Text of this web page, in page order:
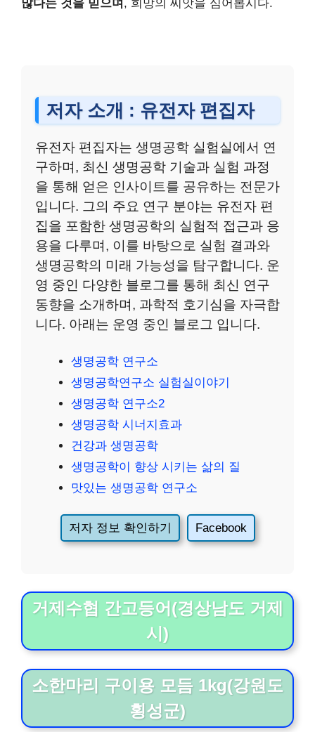
많다는 것을 믿으며 , 희망의 씨앗을 심어봅시다.
저자 소개 : 유전자 편집자
유전자 편집자는 생명공학 실험실에서 연
구하며, 최신 생명공학 기술과 실험 과정
을 통해 얻은 인사이트를 공유하는 전문가
입니다. 그의 주요 연구 분야는 유전자 편
집을 포함한 생명공학의 실험적 접근과 응
용을 다루며, 이를 바탕으로 실험 결과와
생명공학의 미래 가능성을 탐구합니다. 운
영 중인 다양한 블로그를 통해 최신 연구
동향을 소개하며, 과학적 호기심을 자극합
니다. 아래는 운영 중인 블로그 입니다.
생명공학 연구소
생명공학연구소 실험실이야기
생명공학 연구소2
생명공학 시너지효과
건강과 생명공학
생명공학이 향상 시키는 삶의 질
맛있는 생명공학 연구소
저자 정보 확인하기 Facebook
거제수협 간고등어(경상남도 거제
시)
소한마리 구이용 모듬 1kg(강원도
횡성군)